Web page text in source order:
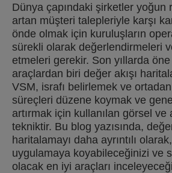
Dünya çapındaki şirketler yoğun
artan müşteri talepleriyle karşı
önde olmak için kuruluşların
sürekli olarak değerlendirmeleri
etmeleri gerekir. Son yıllarda öne
araçlardan biri değer akışı
VSM, israfı belirlemek ve
süreçleri düzene koymak ve
artırmak için kullanılan görsel ve
tekniktir. Bu blog yazısında,
haritalamayı daha ayrıntılı
uygulamaya koyabileceğinizi ve
olacak en iyi araçları